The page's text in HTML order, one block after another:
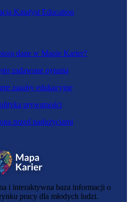
i interaktywna baza informacji o
pracy dla młodych ludzi.
dane w Mapie Karier?
zadawane pytania
zasoby edukacyjne
prywatności
przed nadużyciami
Katalyst Education